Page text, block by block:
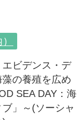
ビデンス・デ
の養殖を広め
SEA DAY：海
」～(ソーシャ